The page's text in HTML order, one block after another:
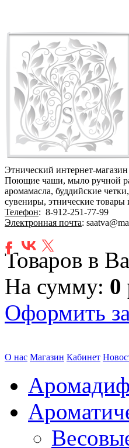
Этнический интернет-
Поющие чаши, мыло ручной
аромамасла, буддийские
сувениры, этнические
Телефон: 8-912-251-77-99
Электронная почта:
Товаров в
На сумму: 0
Оформить
О нас Магазин Кабинет